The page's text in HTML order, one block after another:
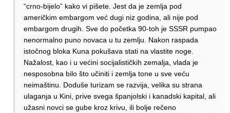
“crno-bijelo” kako vi pišete. Jest da je zemlja pod
američkim embargom već dugi niz godina, ali nije pod
embargom drugih. Sve do početka 90-toh je SSSR pumpao
nenormalno puno novaca u tu zemlju. Nakon raspada
istočnog bloka Kuna pokušava stati na vlastite noge.
Nažalost, kao i u većini socijalističkih zemalja, vlada je
nesposobna bilo što učiniti i zemlja tone u sve veću
neimaštinu. Doduše turizam se razvija, velika su strana
ulaganja u Kini, prive svega španjolski i kanadski kapital, ali
užasni novci se gube kroz krivu, ili bolje rečeno